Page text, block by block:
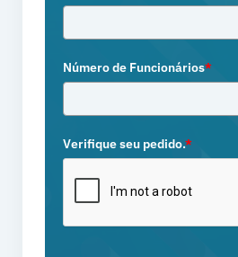
Número de Funcionários*
Verifique seu pedido.*